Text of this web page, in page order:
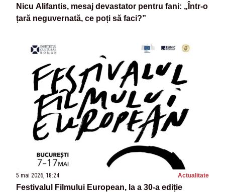
Nicu Alifantis, mesaj devastator pentru fani: „Într-o
țară neguvernată, ce poți să faci?”
5 mai 2026, 18:24 Actualitate
Festivalul Filmului European, la a 30-a ediție